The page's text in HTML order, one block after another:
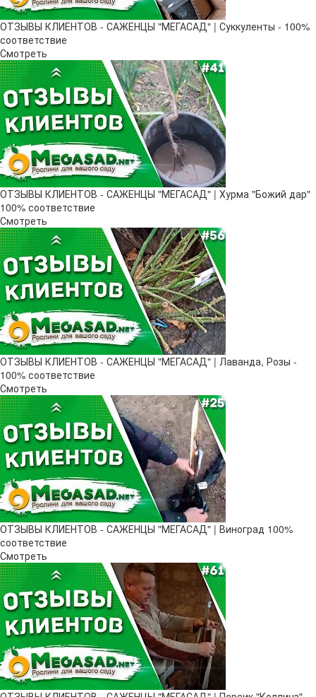
ОТЗЫВЫ КЛИЕНТОВ - САЖЕНЦЫ "МЕГАСАД" | Суккуленты - 100%
соответствие
Смотреть
ОТЗЫВЫ КЛИЕНТОВ - САЖЕНЦЫ "МЕГАСАД" | Хурма "Божий дар" ​
100% соответствие
Смотреть
ОТЗЫВЫ КЛИЕНТОВ - САЖЕНЦЫ "МЕГАСАД" | Лаванда, Розы -
100% соответствие
Смотреть
ОТЗЫВЫ КЛИЕНТОВ - САЖЕНЦЫ "МЕГАСАД" | Виноград 100%
соответствие
Смотреть